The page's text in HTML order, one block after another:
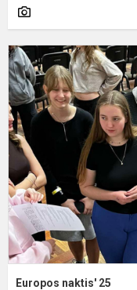
Europos naktis' 25